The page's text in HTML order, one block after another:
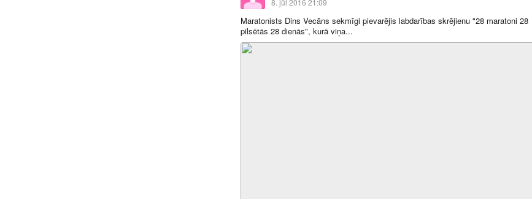
8. jūl 2016 21:09
Maratonists Dins Vecāns sekmīgi pievarējis labdarības skrējienu "28 maratoni 28
pilsētās 28 dienās", kurā viņa...